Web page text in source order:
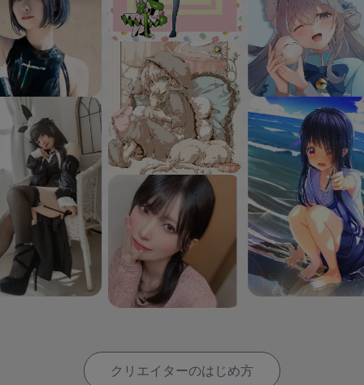
クリエイターのはじめ方